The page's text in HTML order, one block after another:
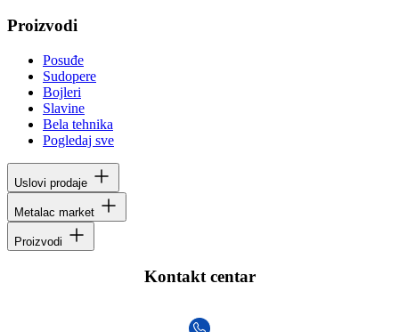
Proizvodi
Posuđe
Sudopere
Bojleri
Slavine
Bela tehnika
Pogledaj sve
Uslovi prodaje
Metalac market
Proizvodi
Kontakt centar